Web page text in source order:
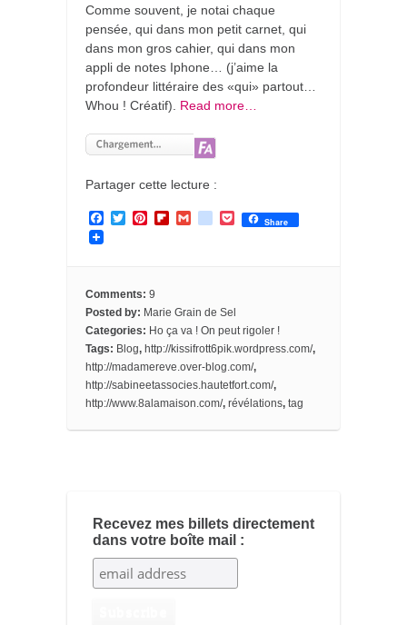
Comme souvent, je notai chaque
pensée, qui dans mon petit carnet, qui
dans mon gros cahier, qui dans mon
appli de notes Iphone… (j’aime la
profondeur littéraire des «qui» partout…
Whou ! Créatif). Read more…
Partager cette lecture :
F
o
k
T
e
r
P
r
e
s
t
F
a
r
d
b
o
o
k
m
a
r
s
P
o
Share
Comments: 9
Posted by: Marie Grain de Sel
Categories: Ho ça va ! On peut rigoler !
Tags: Blog, http://kissifrott6pik.wordpress.com/,
http://madamereve.over-blog.com/,
http://sabineetassocies.hautetfort.com/,
http://www.8alamaison.com/, révélations, tag
Recevez mes billets directement
dans votre boîte mail :